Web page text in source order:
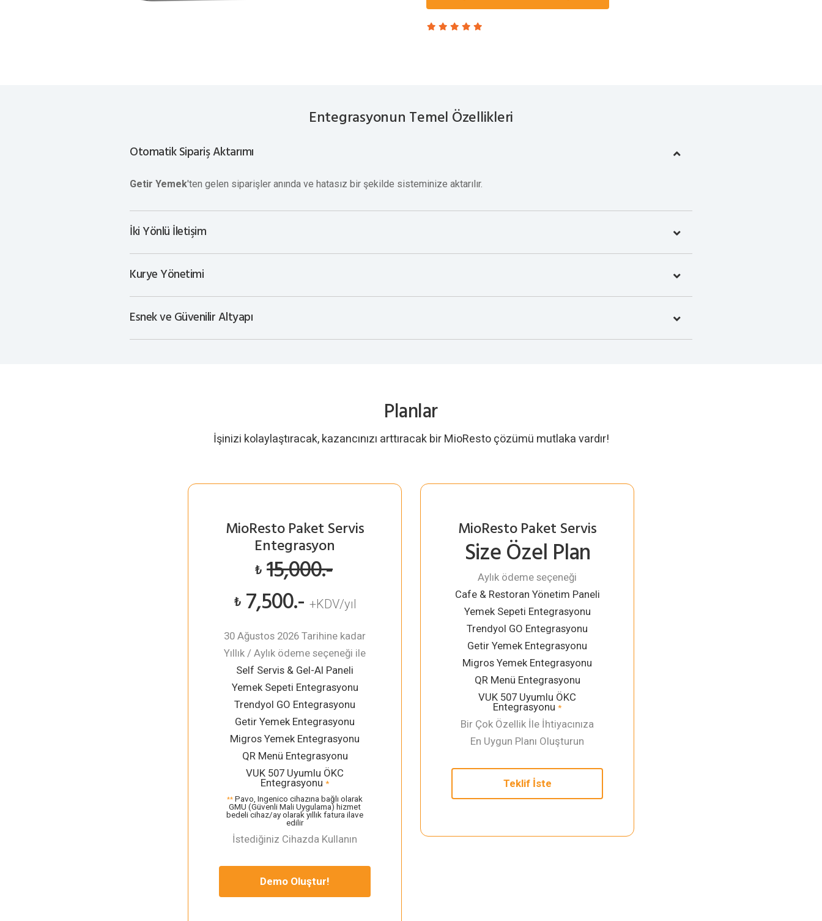
Entegrasyonun Temel Özellikleri
Otomatik Sipariş Aktarımı
Getir Yemek'ten gelen siparişler anında ve hatasız bir şekilde sisteminize aktarılır.
İki Yönlü İletişim
Kurye Yönetimi
Esnek ve Güvenilir Altyapı
Planlar
İşinizi kolaylaştıracak, kazancınızı arttıracak bir MioResto çözümü mutlaka vardır!
MioRestoPaket Servis
Entegrasyon
₺ 15,000.-
₺ 7,500.- +KDV/yıl
30 Ağustos 2026 Tarihine kadar
Yıllık / Aylık ödeme seçeneği ile
Self Servis & Gel-Al Paneli
Yemek Sepeti Entegrasyonu
Trendyol GO Entegrasyonu
Getir Yemek Entegrasyonu
Migros Yemek Entegrasyonu
QR Menü Entegrasyonu
VUK 507 Uyumlu ÖKC
Entegrasyonu *
** Pavo, Ingenico cihazına bağlı olarak
GMU (Güvenli Mali Uygulama) hizmet
bedeli cihaz/ay olarak yıllık fatura ilave
edilir
İstediğiniz Cihazda Kullanın
Demo Oluştur!
MioResto Paket Servis
Size Özel Plan
Aylık ödeme seçeneği
Cafe & Restoran Yönetim Paneli
Yemek Sepeti Entegrasyonu
Trendyol GO Entegrasyonu
Getir Yemek Entegrasyonu
Migros Yemek Entegrasyonu
QR Menü Entegrasyonu
VUK 507 Uyumlu ÖKC
Entegrasyonu *
Bir Çok Özellik İle İhtiyacınıza
En Uygun Planı Oluşturun
Teklif İste